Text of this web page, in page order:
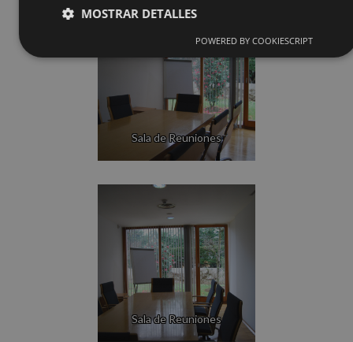
Sala de Reuniones
Sala de Reuniones
MOSTRAR DETALLES
POWERED BY COOKIESCRIPT